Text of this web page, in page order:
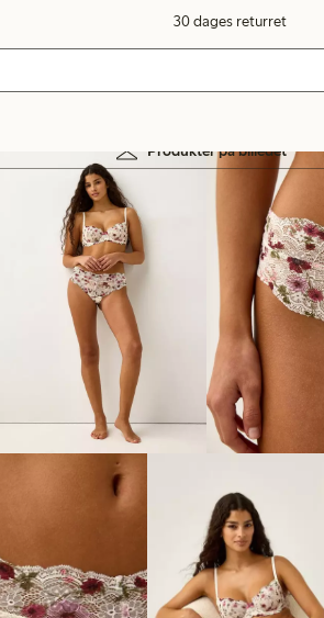
30 dages returret
Produkter på billedet